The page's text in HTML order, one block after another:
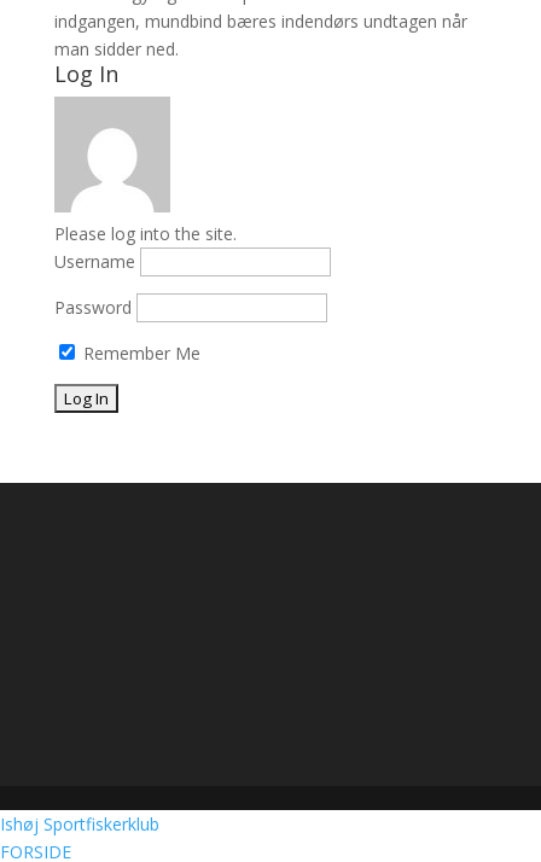
indgangen, mundbind bæres indendørs undtagen når
man sidder ned.
Log In
Please log into the site.
Username
Password
Remember Me
Ishøj Sportfiskerklub
FORSIDE